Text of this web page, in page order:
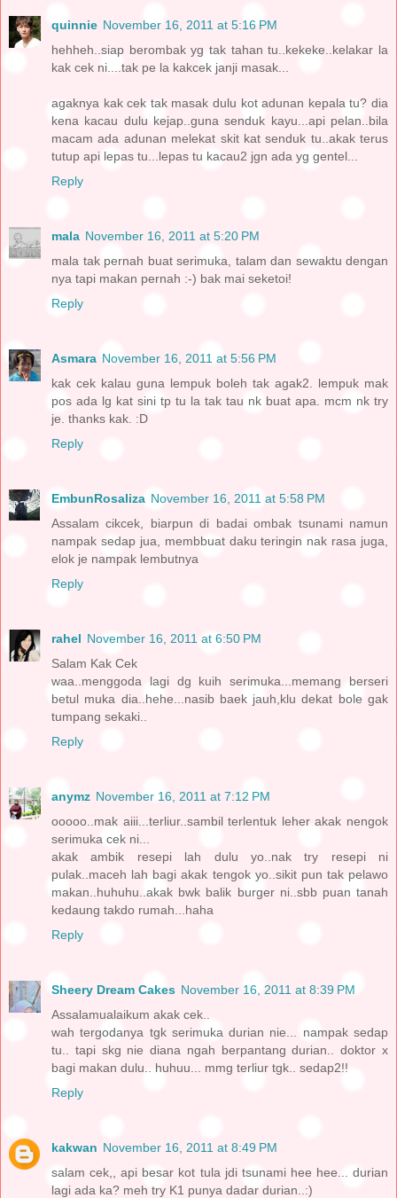
quinnie November 16, 2011 at 5:16 PM
hehheh..siap berombak yg tak tahan tu..kekeke..kelakar la
kak cek ni....tak pe la kakcek janji masak...
agaknya kak cek tak masak dulu kot adunan kepala tu? dia
kena kacau dulu kejap..guna senduk kayu...api pelan..bila
macam ada adunan melekat skit kat senduk tu..akak terus
tutup api lepas tu...lepas tu kacau2 jgn ada yg gentel...
Reply
mala November 16, 2011 at 5:20 PM
mala tak pernah buat serimuka, talam dan sewaktu dengan
nya tapi makan pernah :-) bak mai seketoi!
Reply
Asmara November 16, 2011 at 5:56 PM
kak cek kalau guna lempuk boleh tak agak2. lempuk mak
pos ada lg kat sini tp tu la tak tau nk buat apa. mcm nk try
je. thanks kak. :D
Reply
EmbunRosaliza November 16, 2011 at 5:58 PM
Assalam cikcek, biarpun di badai ombak tsunami namun
nampak sedap jua, membbuat daku teringin nak rasa juga,
elok je nampak lembutnya
Reply
rahel November 16, 2011 at 6:50 PM
Salam Kak Cek
waa..menggoda lagi dg kuih serimuka...memang berseri
betul muka dia..hehe...nasib baek jauh,klu dekat bole gak
tumpang sekaki..
Reply
anymz November 16, 2011 at 7:12 PM
ooooo..mak aiii...terliur..sambil terlentuk leher akak nengok
serimuka cek ni...
akak ambik resepi lah dulu yo..nak try resepi ni
pulak..maceh lah bagi akak tengok yo..sikit pun tak pelawo
makan..huhuhu..akak bwk balik burger ni..sbb puan tanah
kedaung takdo rumah...haha
Reply
Sheery Dream Cakes November 16, 2011 at 8:39 PM
Assalamualaikum akak cek..
wah tergodanya tgk serimuka durian nie... nampak sedap
tu.. tapi skg nie diana ngah berpantang durian.. doktor x
bagi makan dulu.. huhuu... mmg terliur tgk.. sedap2!!
Reply
kakwan November 16, 2011 at 8:49 PM
salam cek,, api besar kot tula jdi tsunami hee hee... durian
lagi ada ka? meh try K1 punya dadar durian..:)